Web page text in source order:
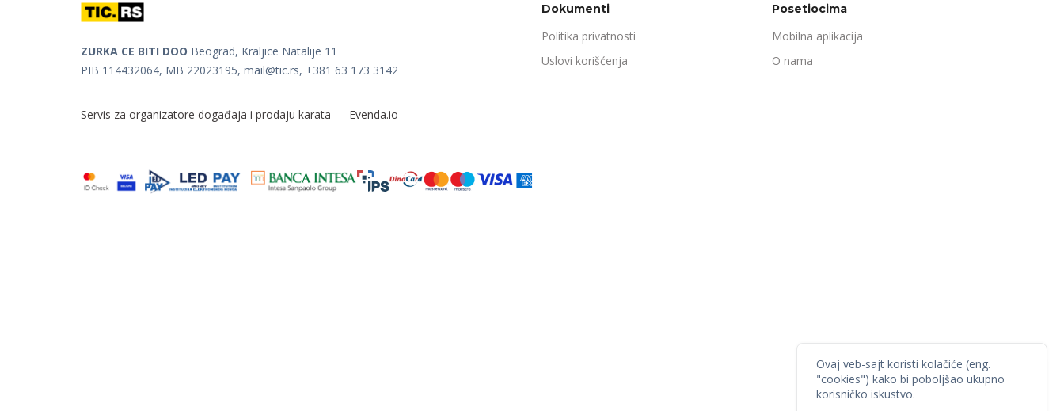
ZURKA CE BITI DOO Beograd, Kraljice Natalije 11
PIB 114432064, MB 22023195, mail@tic.rs, +381 63 173 3142
Servis za organizatore događaja i prodaju karata — Evenda.io
Dokumenti
Politika privatnosti
Uslovi korišćenja
Posetiocima
Mobilna aplikacija
O nama
Ovaj veb-sajt koristi kolačiće (eng.
"cookies") kako bi poboljšao ukupno
korisničko iskustvo.